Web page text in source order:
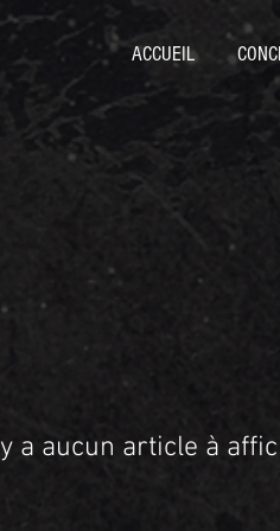
ACCUEIL
a aucun article à